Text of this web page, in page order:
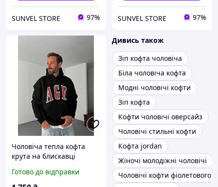
SUNVEL STORE 97% SUNVEL STORE 97%
Чоловіча тепла кофта
крута на блискавці
Готово до відправки
Дивись також
Зіп кофта чоловіча
Біла чоловіча кофта
Модні чоловічі кофти
Зіп кофта
Кофти чоловічі оверсайз
Чоловічі стильні кофти
Кофта jordan
Жіночі молодіжні чоловічі
Чоловічі кофти фіолетового